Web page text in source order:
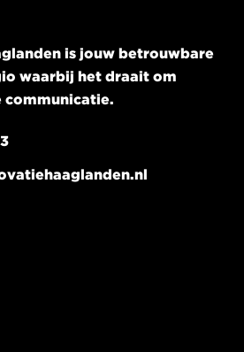
is jouw betrouwbare
waarbij het draait om